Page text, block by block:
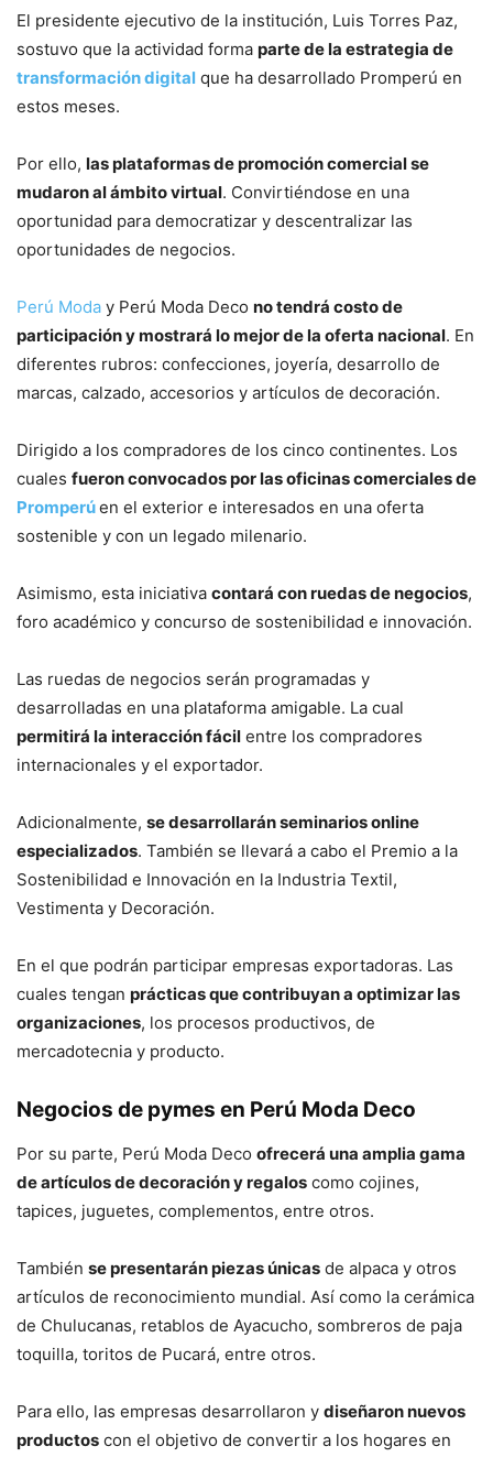
El presidente ejecutivo de la institución, Luis Torres Paz,
sostuvo que la actividad forma parte de la estrategia de
transformación digital que ha desarrollado Promperú en
estos meses.
Por ello, las plataformas de promoción comercial se
mudaron al ámbito virtual. Convirtiéndose en una
oportunidad para democratizar y descentralizar las
oportunidades de negocios.
Perú Moda y Perú Moda Deco no tendrá costo de
participación y mostrará lo mejor de la oferta nacional. En
diferentes rubros: confecciones, joyería, desarrollo de
marcas, calzado, accesorios y artículos de decoración.
Dirigido a los compradores de los cinco continentes. Los
cuales fueron convocados por las oficinas comerciales de
Promperúen el exterior e interesados en una oferta
sostenible y con un legado milenario.
Asimismo, esta iniciativa contará con ruedas de negocios,
foro académico y concurso de sostenibilidad e innovación.
Las ruedas de negocios serán programadas y
desarrolladas en una plataforma amigable. La cual
permitirá la interacción fácil entre los compradores
internacionales y el exportador.
Adicionalmente, se desarrollarán seminarios online
especializados. También se llevará a cabo el Premio a la
Sostenibilidad e Innovación en la Industria Textil,
Vestimenta y Decoración.
En el que podrán participar empresas exportadoras. Las
cuales tengan prácticas que contribuyan a optimizar las
organizaciones, los procesos productivos, de
mercadotecnia y producto.
Negocios de pymes en Perú Moda Deco
Por su parte, Perú Moda Deco ofrecerá una amplia gama
de artículos de decoración y regalos como cojines,
tapices, juguetes, complementos, entre otros.
También se presentarán piezas únicas de alpaca y otros
artículos de reconocimiento mundial. Así como la cerámica
de Chulucanas, retablos de Ayacucho, sombreros de paja
toquilla, toritos de Pucará, entre otros.
Para ello, las empresas desarrollaron y diseñaron nuevos
productos con el objetivo de convertir a los hogares en